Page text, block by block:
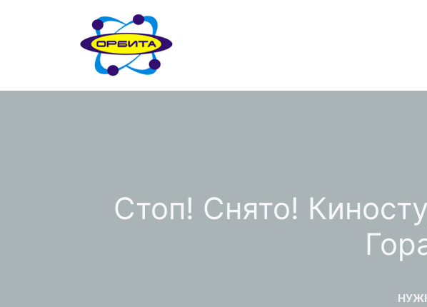
содержимому
Стоп! Снято!